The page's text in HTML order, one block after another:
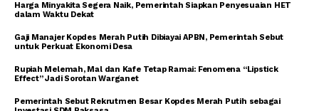
Harga Minyakita Segera Naik, Pemerintah Siapkan Penyesuaian HET
dalam Waktu Dekat
Gaji Manajer Kopdes Merah Putih Dibiayai APBN, Pemerintah Sebut
untuk Perkuat Ekonomi Desa
Rupiah Melemah, Mal dan Kafe Tetap Ramai: Fenomena “Lipstick
Effect” Jadi Sorotan Warganet
Pemerintah Sebut Rekrutmen Besar Kopdes Merah Putih sebagai